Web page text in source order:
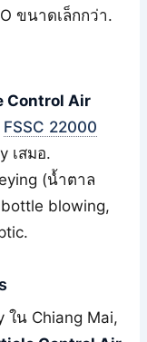
ขนาดเล็กกว่า.
Control Air
FSSC 22000
เสมอ.
(น้ำตาล
blowing,
ใน Chiang Mai,